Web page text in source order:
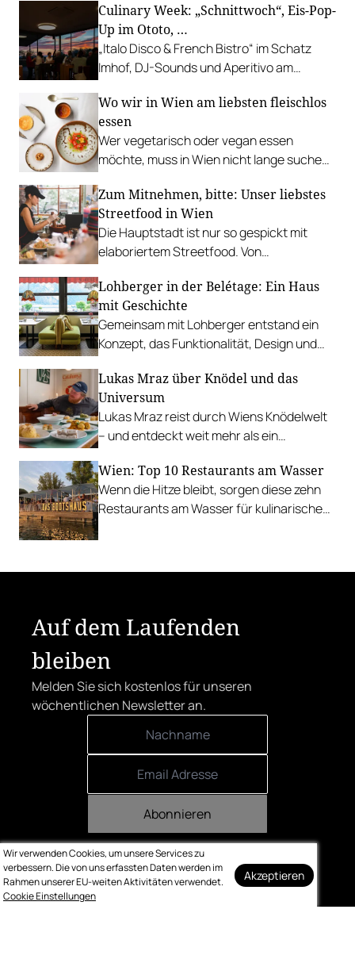
Culinary Week: „Schnittwoch“, Eis-Pop-
Up im Ototo, …
„Italo Disco & French Bistro“ im Schatz
Imhof, DJ-Sounds und Aperitivo am
Palme, „Fridays for Furmint“ u. v. m.
Wo wir in Wien am liebsten fleischlos
essen
Wer vegetarisch oder vegan essen
möchte, muss in Wien nicht lange suchen.
besonders.
Zum Mitnehmen, bitte: Unser liebstes
Streetfood in Wien
Die Hauptstadt ist nur so gespickt mit
elaboriertem Streetfood. Von
Tacos bis hin zu syrischer Marktküche.
Lohberger in der Belétage: Ein Haus
mit Geschichte
Gemeinsam mit Lohberger entstand ein
Konzept, das Funktionalität, Design und
Lukas Mraz über Knödel und das
Universum
Lukas Mraz reist durch Wiens Knödelwelt
– und entdeckt weit mehr als ein
Wien: Top 10 Restaurants am Wasser
Wenn die Hitze bleibt, sorgen diese zehn
Restaurants am Wasser für kulinarische
Auf dem Laufenden
bleiben
Melden Sie sich kostenlos für unseren
wöchentlichen Newsletter an.
Abonnieren
Wir verwenden Cookies, um unsere Services zu
verbessern. Die von uns erfassten Daten werden im
Rahmen unserer EU-weiten Aktivitäten verwendet.
Cookie Einstellungen
Akzeptieren